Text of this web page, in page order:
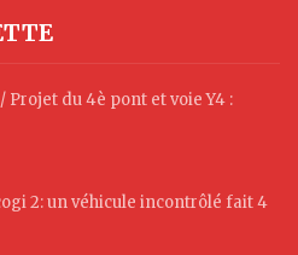
Projet du 4è pont et voie Y4 :
2: un véhicule incontrôlé fait 4